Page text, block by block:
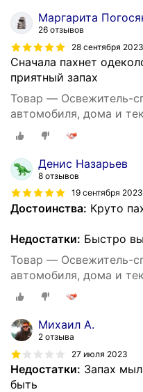
Маргарита
26 отзывов
28 сентября 2023
Сначала пахнет
приятный запах
Товар — Освежитель-
автомобиля, дома и
восточного парфюма
Денис Назарьев
8 отзывов
19 сентября 2023
Достоинства: Круто
Недостатки: Быстро
Товар — Освежитель-
автомобиля, дома и
восточного парфюма
Михаил А.
2 отзыва
27 июля 2023
Недостатки: Запах
быть